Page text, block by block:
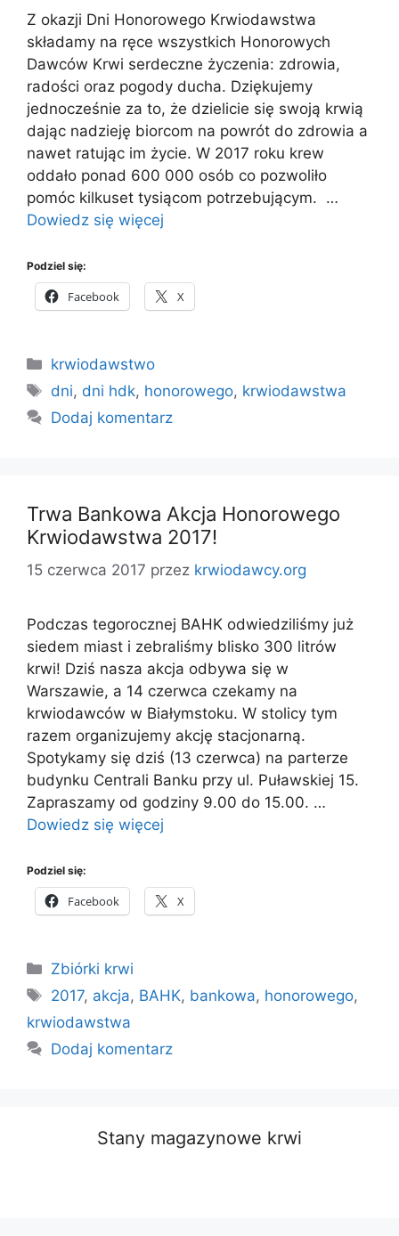
Z okazji Dni Honorowego Krwiodawstwa
składamy na ręce wszystkich Honorowych
Dawców Krwi serdeczne życzenia: zdrowia,
radości oraz pogody ducha. Dziękujemy
jednocześnie za to, że dzielicie się swoją krwią
dając nadzieję biorcom na powrót do zdrowia a
nawet ratując im życie. W 2017 roku krew
oddało ponad 600 000 osób co pozwoliło
pomóc kilkuset tysiącom potrzebującym. …
Dowiedz się więcej
Podziel się:
Facebook X
Kategorie
krwiodawstwo
Tagi
dni, dni hdk, honorowego, krwiodawstwa
Dodaj komentarz
Trwa Bankowa Akcja Honorowego
Krwiodawstwa 2017!
15 czerwca 2017 przez krwiodawcy.org
Podczas tegorocznej BAHK odwiedziliśmy już
siedem miast i zebraliśmy blisko 300 litrów
krwi! Dziś nasza akcja odbywa się w
Warszawie, a 14 czerwca czekamy na
krwiodawców w Białymstoku. W stolicy tym
razem organizujemy akcję stacjonarną.
Spotykamy się dziś (13 czerwca) na parterze
budynku Centrali Banku przy ul. Puławskiej 15.
Zapraszamy od godziny 9.00 do 15.00. …
Dowiedz się więcej
Podziel się:
Facebook X
Kategorie
Zbiórki krwi
Tagi
2017, akcja, BAHK, bankowa, honorowego,
krwiodawstwa
Dodaj komentarz
Stany magazynowe krwi